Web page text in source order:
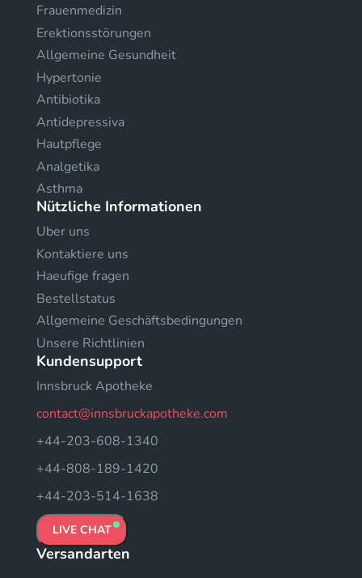
Frauenmedizin
Erektionsstörungen
Allgemeine Gesundheit
Hypertonie
Antibiotika
Antidepressiva
Hautpflege
Analgetika
Asthma
Nützliche Informationen
Uber uns
Kontaktiere uns
Haeufige fragen
Bestellstatus
Allgemeine Geschäftsbedingungen
Unsere Richtlinien
Kundensupport
Innsbruck Apotheke
contact@innsbruckapotheke.com
+44-203-608-1340
+44-808-189-1420
+44-203-514-1638
LIVE CHAT
Versandarten